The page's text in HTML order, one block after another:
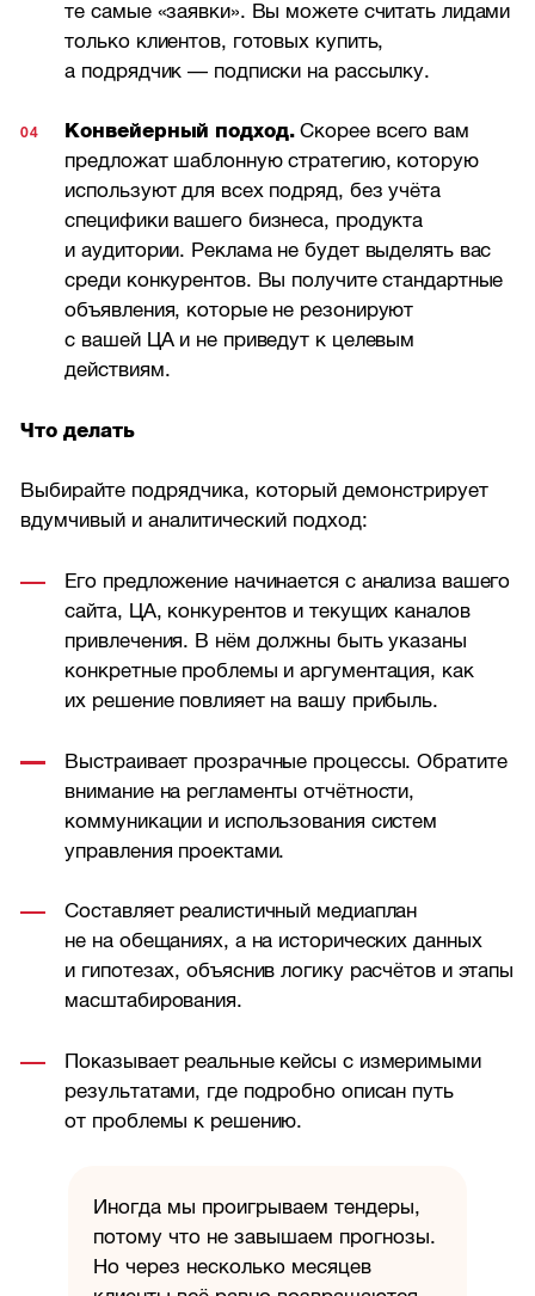
те самые «заявки». Вы можете считать лидами
только клиентов, готовых купить,
а подрядчик — подписки на рассылку.
Конвейерный подход.Скорее всего вам
предложат шаблонную стратегию, которую
используют для всех подряд, без учёта
специфики вашего бизнеса, продукта
и аудитории. Реклама не будет выделять вас
среди конкурентов. Вы получите стандартные
объявления, которые не резонируют
с вашей ЦА и не приведут к целевым
действиям.
Что делать
Выбирайте подрядчика, который демонстрирует
вдумчивый и аналитический подход:
Его предложение начинается с анализа вашего
сайта, ЦА, конкурентов и текущих каналов
привлечения. В нём должны быть указаны
конкретные проблемы и аргументация, как
их решение повлияет на вашу прибыль.
Выстраивает прозрачные процессы. Обратите
внимание на регламенты отчётности,
коммуникации и использования систем
управления проектами.
Составляет реалистичный медиаплан
не на обещаниях, а на исторических данных
и гипотезах, объяснив логику расчётов и этапы
масштабирования.
Показывает реальные кейсы с измеримыми
результатами, где подробно описан путь
от проблемы к решению.
Иногда мы проигрываем тендеры,
потому что не завышаем прогнозы.
Но через несколько месяцев